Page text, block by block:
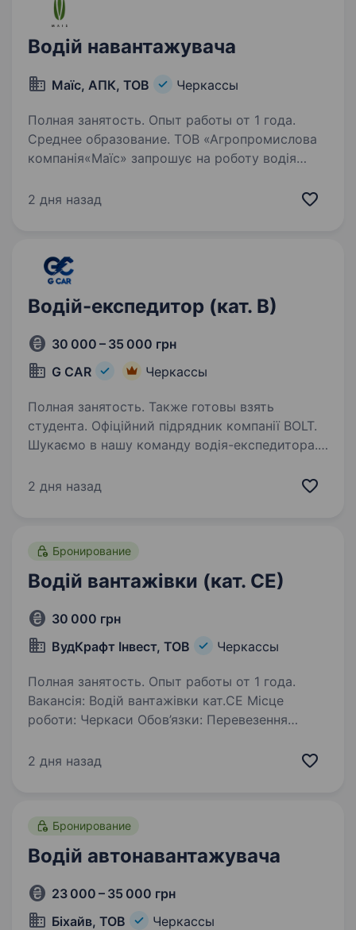
Водій навантажувача
Маїс, АПК, ТОВ Черкассы
Полная занятость. Опыт работы от 1 года.
Среднее образование. ТОВ «Агропромислова
компанія«Маїс» запрошує на роботу водія
1-го року Наявність посвідчення Умови
2 дня назад
Водій-експедитор (кат. В)
30 000 – 35 000 грн
G CAR
Черкассы
Полная занятость. Также готовы взять
студента. Офіційний підрядник компанії BOLT.
Шукаємо в нашу команду водія-експедитора.
(категорія «В»). Відсутність застережень до
2 дня назад
Бронирование
Водій вантажівки (кат. СЕ)
30 000 грн
ВудКрафт Інвест, ТОВ
Черкассы
Полная занятость. Опыт работы от 1 года.
Вакансія: Водій вантажівки кат.СЕ Місце
роботи: Черкаси Обов’язки: Перевезення
виробництва на вантажівці категорії СЕ
2 дня назад
Бронирование
Водій автонавантажувача
23 000 – 35 000 грн
Біхайв, ТОВ
Черкассы